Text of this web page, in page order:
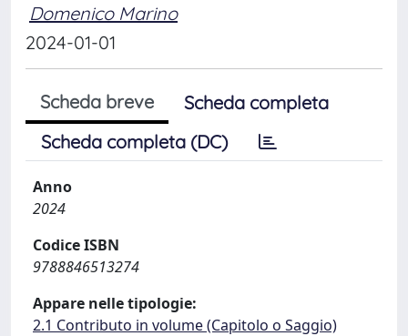
Domenico Marino
2024-01-01
Scheda breve
Scheda completa
Scheda completa (DC)
Anno
2024
Codice ISBN
9788846513274
Appare nelle tipologie:
2.1 Contributo in volume (Capitolo o Saggio)